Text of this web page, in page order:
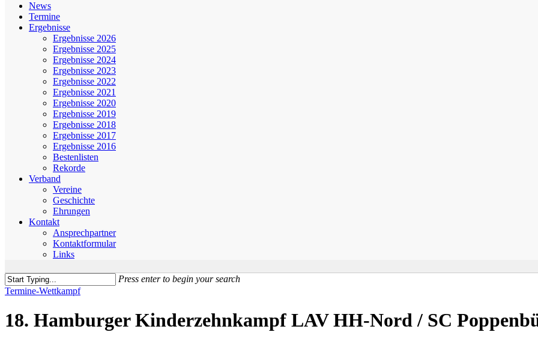
News
Termine
Ergebnisse
Ergebnisse 2026
Ergebnisse 2025
Ergebnisse 2024
Ergebnisse 2023
Ergebnisse 2022
Ergebnisse 2021
Ergebnisse 2020
Ergebnisse 2019
Ergebnisse 2018
Ergebnisse 2017
Ergebnisse 2016
Bestenlisten
Rekorde
Verband
Vereine
Geschichte
Ehrungen
Kontakt
Ansprechpartner
Kontaktformular
Links
Press enter to begin your search
Close
Termine-Wettkampf
18. Hamburger Kinderzehnkampf LAV HH-Nord / SC